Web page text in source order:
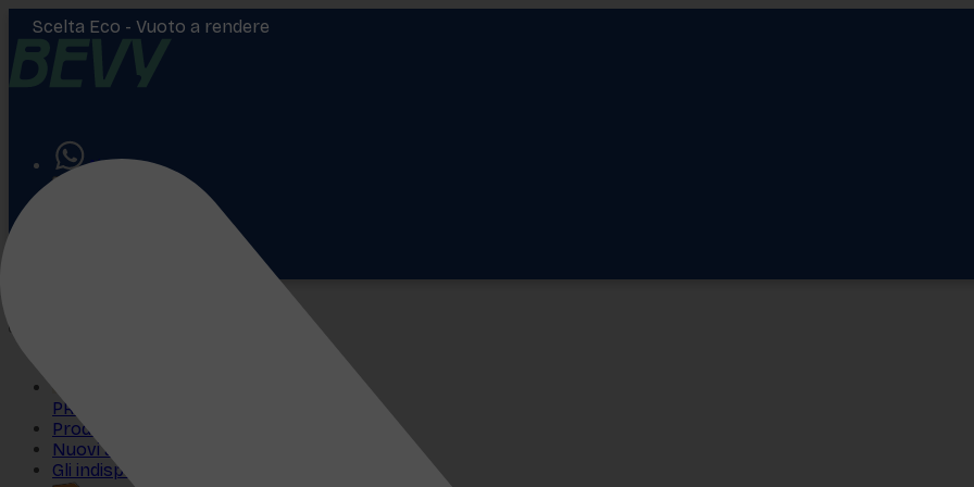
Aiuto
PROMO
Prodotti più venduti
Nuovi arrivi
Gli indispensabili
Scelta Eco - Vuoto a rendere